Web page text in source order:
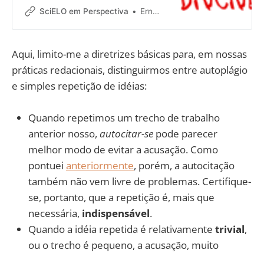
acontece se você copiar suas
Autoplágio não é um crime de
falta de ética na comunicação
científica. É possível reutilizar seu
próprio material? Até que ponto um
trabalho pode ser incorporado a
SciELO em Perspectiva Ernesto Spinak
Aqui, limito-me a diretrizes básicas para, em nossas
práticas redacionais, distinguirmos entre autoplágio
e simples repetição de idéias:
Quando repetimos um trecho de trabalho
anterior nosso, autocitar-se pode parecer
melhor modo de evitar a acusação. Como
pontuei anteriormente, porém, a autocitação
também não vem livre de problemas. Certifique-
se, portanto, que a repetição é, mais que
necessária, indispensável.
Quando a idéia repetida é relativamente trivial,
ou o trecho é pequeno, a acusação, muito